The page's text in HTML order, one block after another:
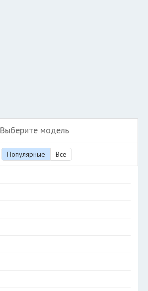
Выберите модель
Популярные Все